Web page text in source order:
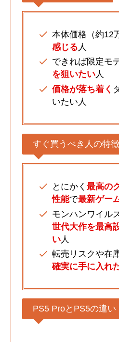
本体価格（約12
感じる 人
できれば限定モ
を狙いたい人
価格が落ち着く
いたい人
すぐ買うべき人の特徴
とにかく 最高の
性能で最新ゲー
モンハンワイル
世代大作を最高
い 人
転売リスクや在
確実に手に入れ
PS5 ProとPS5の違い